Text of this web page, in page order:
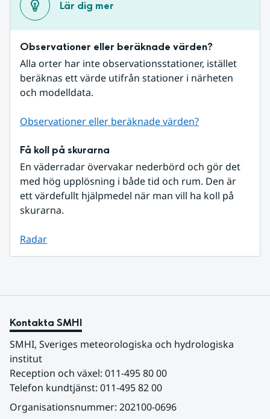
Lär dig mer
Observationer eller beräknade värden?
Alla orter har inte observationsstationer, istället
beräknas ett värde utifrån stationer i närheten
och modelldata.
Observationer eller beräknade värden?
Få koll på skurarna
En väderradar övervakar nederbörd och gör det
med hög upplösning i både tid och rum. Den är
ett värdefullt hjälpmedel när man vill ha koll på
skurarna.
Radar
Kontakta SMHI
SMHI, Sveriges meteorologiska och hydrologiska
institut
Reception och växel: 011-495 80 00
Telefon kundtjänst: 011-495 82 00
Organisationsnummer: 202100-0696